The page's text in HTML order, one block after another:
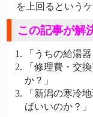
を上回るという
この記事が解
「うちの給湯
「修理費・交
か？」
「新潟の寒冷
ばいいのか？」